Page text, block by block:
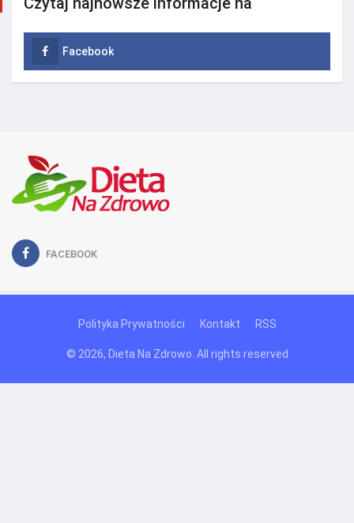
Facebook
FACEBOOK
Polityka Prywatności Kontakt RSS
© 2026, Dieta Na Zdrowo. All rights reserved